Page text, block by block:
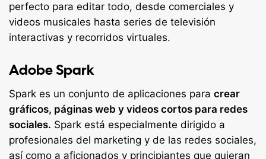
perfecto para editar todo, desde comerciales y
videos musicales hasta series de televisión
interactivas y recorridos virtuales.
Adobe Spark
Spark es un conjunto de aplicaciones para crear
gráficos, páginas web y videos cortos para redes
sociales. Spark está especialmente dirigido a
profesionales del marketing y de las redes sociales,
así como a aficionados y principiantes que quieran